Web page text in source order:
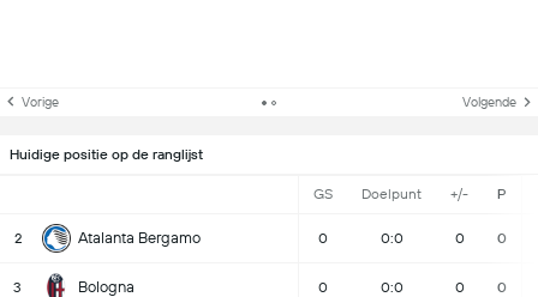
Vorige Volgende
Huidige positie op de ranglijst
GS Doelpunt +/- P
2 Atalanta Bergamo 0 0:0 0 0
3 Bologna 0 0:0 0 0